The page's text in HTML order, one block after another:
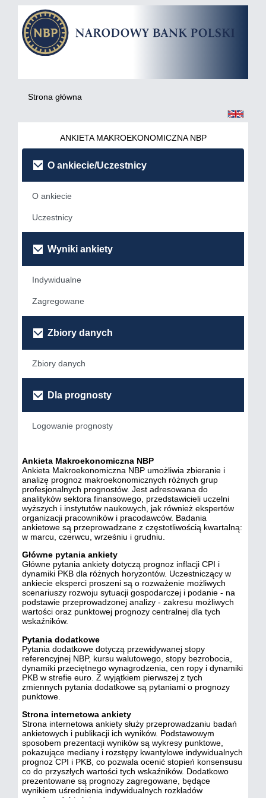
Strona główna
ANKIETA MAKROEKONOMICZNA NBP
O ankiecie/Uczestnicy
O ankiecie
Uczestnicy
Wyniki ankiety
Indywidualne
Zagregowane
Zbiory danych
Zbiory danych
Dla prognosty
Logowanie prognosty
Ankieta Makroekonomiczna NBP
Ankieta Makroekonomiczna NBP umożliwia zbieranie i
analizę prognoz makroekonomicznych różnych grup
profesjonalnych prognostów. Jest adresowana do
analityków sektora finansowego, przedstawicieli uczelni
wyższych i instytutów naukowych, jak również ekspertów
organizacji pracowników i pracodawców. Badania
ankietowe są przeprowadzane z częstotliwością kwartalną:
w marcu, czerwcu, wrześniu i grudniu.
Główne pytania ankiety
Główne pytania ankiety dotyczą prognoz inflacji CPI i
dynamiki PKB dla różnych horyzontów. Uczestniczący w
ankiecie eksperci proszeni są o rozważenie możliwych
scenariuszy rozwoju sytuacji gospodarczej i podanie - na
podstawie przeprowadzonej analizy - zakresu możliwych
wartości oraz punktowej prognozy centralnej dla tych
wskaźników.
Pytania dodatkowe
Pytania dodatkowe dotyczą przewidywanej stopy
referencyjnej NBP, kursu walutowego, stopy bezrobocia,
dynamiki przeciętnego wynagrodzenia, cen ropy i dynamiki
PKB w strefie euro. Z wyjątkiem pierwszej z tych
zmiennych pytania dodatkowe są pytaniami o prognozy
punktowe.
Strona internetowa ankiety
Strona internetowa ankiety służy przeprowadzaniu badań
ankietowych i publikacji ich wyników. Podstawowym
sposobem prezentacji wyników są wykresy punktowe,
pokazujące mediany i rozstępy kwantylowe indywidualnych
prognoz CPI i PKB, co pozwala ocenić stopień konsensusu
co do przyszłych wartości tych wskaźników. Dodatkowo
prezentowane są prognozy zagregowane, będące
wynikiem uśrednienia indywidualnych rozkładów